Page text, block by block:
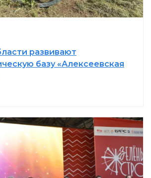
развивают
базу «Алексеевская